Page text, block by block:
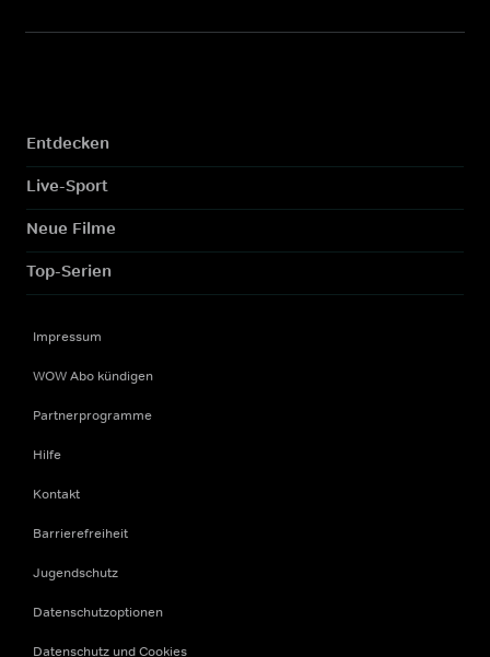
Entdecken
Live-Sport
Neue Filme
Top-Serien
Impressum
WOW Abo kündigen
Partnerprogramme
Hilfe
Kontakt
Barrierefreiheit
Jugendschutz
Datenschutzoptionen
Datenschutz und Cookies